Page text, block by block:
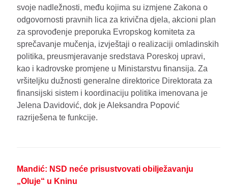
svoje nadležnosti, među kojima su izmjene Zakona o
odgovornosti pravnih lica za krivična djela, akcioni plan
za sprovođenje preporuka Evropskog komiteta za
sprečavanje mučenja, izvještaji o realizaciji omladinskih
politika, preusmjeravanje sredstava Poreskoj upravi,
kao i kadrovske promjene u Ministarstvu finansija. Za
vršiteljku dužnosti generalne direktorice Direktorata za
finansijski sistem i koordinaciju politika imenovana je
Jelena Davidović, dok je Aleksandra Popović
razriješena te funkcije.
Mandić: NSD neće prisustvovati obilježavanju
„Oluje“ u Kninu